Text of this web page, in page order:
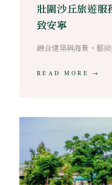
壯圍沙丘旅遊服
致安寧
融合建築與海景。藝
READ MORE →